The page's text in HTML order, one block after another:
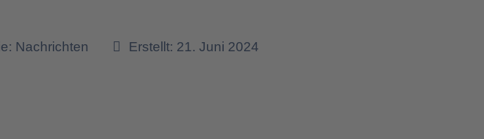
Nachrichten Erstellt: 21. Juni 2024